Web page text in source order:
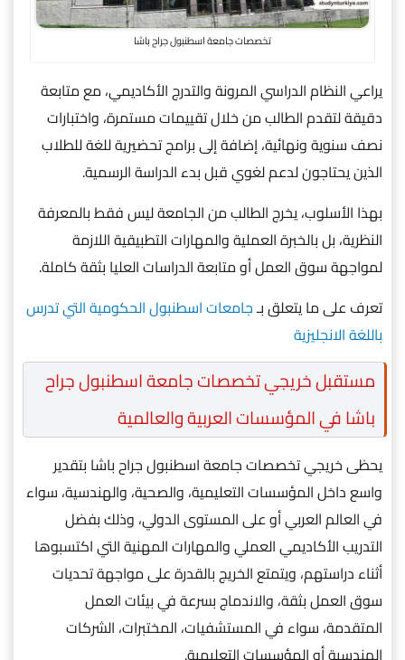
تخصصات جامعة اسطنبول جراح باشا
يراعي النظام الدراسي المرونة والتدرج الأكاديمي، مع متابعة
دقيقة لتقدم الطالب من خلال تقييمات مستمرة، واختبارات
نصف سنوية ونهائية، إضافة إلى برامج تحضيرية للغة للطلاب
الذين يحتاجون لدعم لغوي قبل بدء الدراسة الرسمية.
بهذا الأسلوب، يخرج الطالب من الجامعة ليس فقط بالمعرفة
النظرية، بل بالخبرة العملية والمهارات التطبيقية اللازمة
لمواجهة سوق العمل أو متابعة الدراسات العليا بثقة كاملة.
تعرف على ما يتعلق بـجامعات اسطنبول الحكومية التي تدرس
باللغة الانجليزية
مستقبل خريجي تخصصات جامعة اسطنبول جراح
باشا في المؤسسات العربية والعالمية
يحظى خريجي تخصصات جامعة اسطنبول جراح باشا بتقدير
واسع داخل المؤسسات التعليمية، والصحية، والهندسية، سواء
في العالم العربي أو على المستوى الدولي، وذلك بفضل
التدريب الأكاديمي العملي والمهارات المهنية التي اكتسبوها
أثناء دراستهم، ويتمتع الخريج بالقدرة على مواجهة تحديات
سوق العمل بثقة، والاندماج بسرعة في بيئات العمل
المتقدمة، سواء في المستشفيات، المختبرات، الشركات